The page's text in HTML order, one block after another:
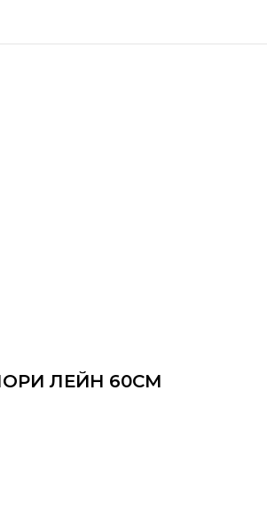
ЛЕЙН 60СМ